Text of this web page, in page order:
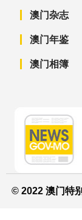
澳门杂志
澳门年鉴
澳门相簿
© 2022 澳门特